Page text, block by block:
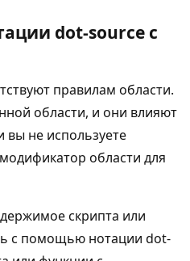
dot-source с
правилам области.
области, и они влияют
вы не используете
области для
скрипта или
с помощью нотации dot-